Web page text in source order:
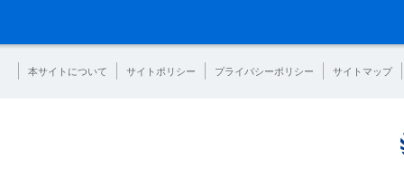
本サイトについて サイトポリシー プライバシーポリシー サイトマップ